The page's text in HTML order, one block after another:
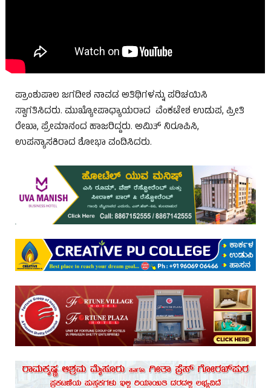
ಪ್ರಾಂಶುಪಾಲ ಜಗದೀಶ ನಾವಡ ಅತಿಥಿಗಳನ್ನು ಪರಿಚಯಿಸಿ
ಸ್ವಾಗತಿಸಿದರು. ಮುಖ್ಯೋಪಾಧ್ಯಾಯರಾದ ವೆಂಕಟೇಶ ಉಡುಪ, ಪ್ರೀತಿ
ರೇಖಾ, ಪ್ರೇಮಾನಂದ ಹಾಜರಿದ್ದರು. ಅಮಿತ್ ನಿರೂಪಿಸಿ,
ಉಪನ್ಯಾಸಕಿರಾದ ಶೋಭಾ ವಂದಿಸಿದರು.